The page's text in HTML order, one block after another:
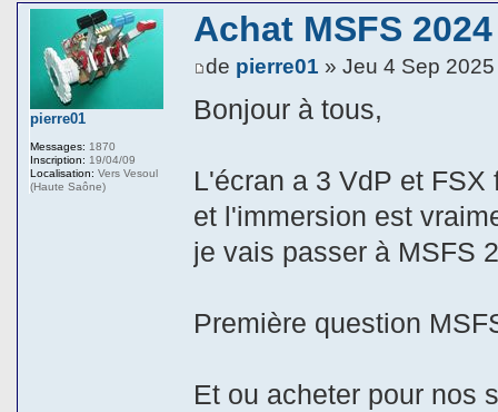
Achat MSFS
de pierre01 » Jeu 4 Sep
Bonjour à tous,
L'écran a 3 VdP et
et l'immersion est
je vais passer à MSFS
Première question
Et ou acheter pour nos
pierre01
Messages: 1870
Inscription: 19/04/09
Localisation: Vers Vesoul
(Haute Saône)